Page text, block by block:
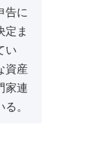
告に
定ま
い
資産
家連
。